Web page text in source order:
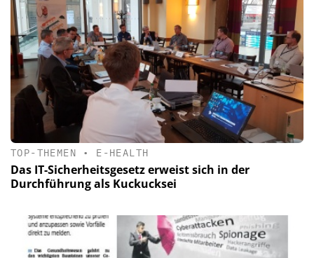
TOP-THEMEN • E-HEALTH
Das IT-Sicherheitsgesetz erweist sich in der
Durchführung als Kuckucksei